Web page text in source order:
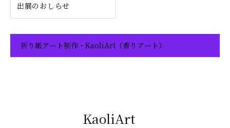
出展のおしらせ
折り紙アート制作・KaoliArt（香りアート）
KaoliArt